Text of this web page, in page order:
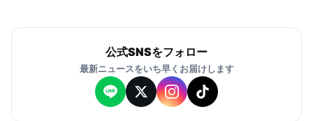
公式SNSをフォロー
最新ニュースをいち早くお届けします